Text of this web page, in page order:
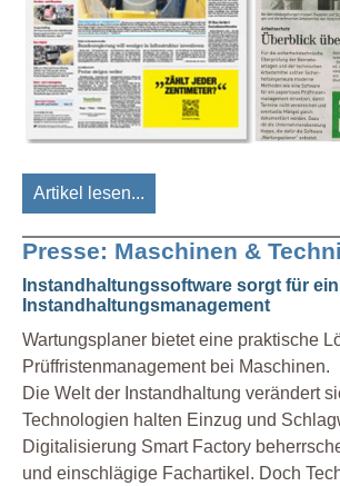
Artikel lesen...
Presse: Maschinen &
Instandhaltungssoftware sorgt für
Instandhaltungsmanagement
Wartungsplaner bietet eine praktische
Prüffristenmanagement bei Maschinen.
Die Welt der Instandhaltung verändert
Technologien halten Einzug und
Digitalisierung Smart Factory
und einschlägige Fachartikel. Doch